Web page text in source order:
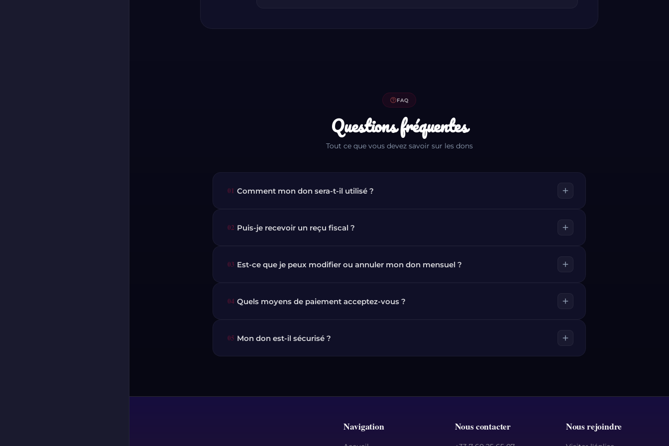
help_outlineFAQ
Questions fréquentes
Tout ce que vous devez savoir sur les dons
01 Comment mon don sera-t-il utilisé ? add
02 Puis-je recevoir un reçu fiscal ? add
03 Est-ce que je peux modifier ou annuler mon don mensuel ? add
04 Quels moyens de paiement acceptez-vous ? add
05 Mon don est-il sécurisé ? add
Navigation Nous contacter Nous rejoindre